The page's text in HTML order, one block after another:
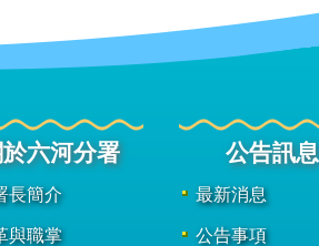
於六河分署
長簡介
與職掌
公告訊息
最新消息
公告事項